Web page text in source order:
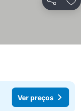
Partilhar
Ver preços